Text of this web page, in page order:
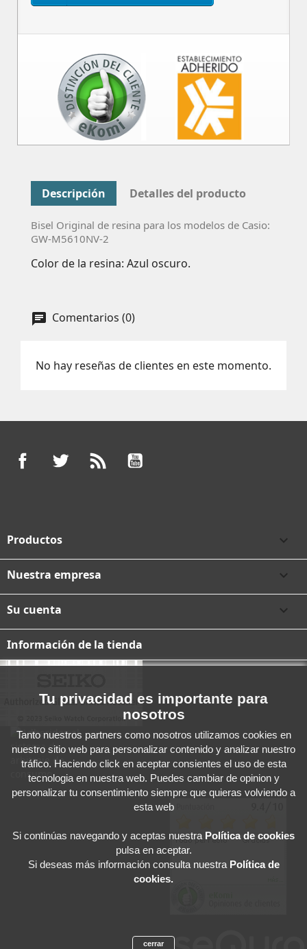
Descripción Detalles del producto
Bisel Original de resina para los modelos de Casio:
GW-M5610NV-2
Color de la resina: Azul oscuro.
Comentarios (0)
No hay reseñas de clientes en este momento.
FacebookTwitter
Productos 
Nuestra empresa 
Su cuenta 
Información de la tienda
Tu privacidad es importante para
nosotros
Tanto nuestros partners como nosotros utilizamos cookies en
nuestro sitio web para personalizar contenido y analizar nuestro
tráfico. Haciendo click en aceptar consientes el uso de esta
tecnologia en nuestra web. Puedes cambiar de opinion y
personalizar tu consentimiento siempre que quieras volviendo a
esta web
Si continúas navegando y aceptas nuestra Política de cookies
pulsa en aceptar.
Si deseas más información consulta nuestra Política de
cookies.
cerrar